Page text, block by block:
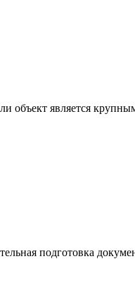
объект является
подготовка